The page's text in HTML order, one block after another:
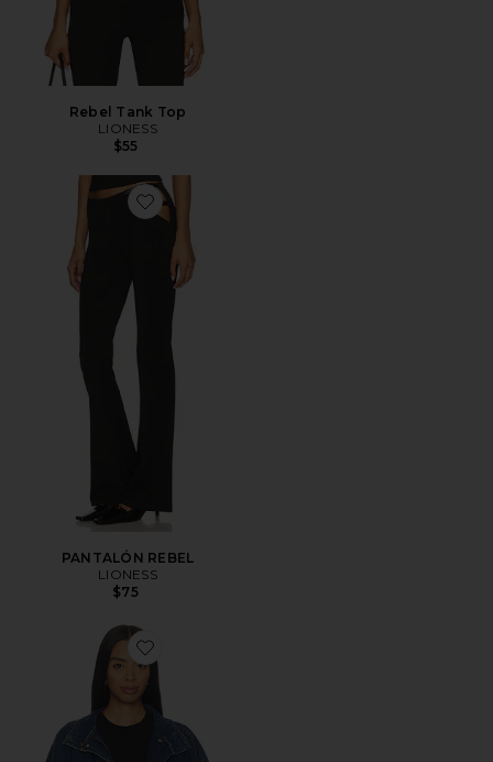
Rebel Tank Top
LIONESS
$55
Favorite PANTALÓN REBEL
PANTALÓN REBEL
LIONESS
$75
Favorite CHAQUETA VAQUERA BLOUSON